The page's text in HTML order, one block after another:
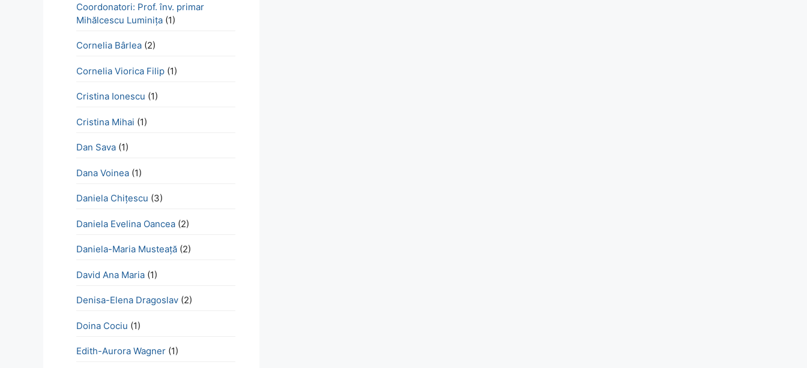
Coordonatori: Prof. înv. primar
Mihălcescu Luminița (1)
Cornelia Bârlea (2)
Cornelia Viorica Filip (1)
Cristina Ionescu (1)
Cristina Mihai (1)
Dan Sava (1)
Dana Voinea (1)
Daniela Chițescu (3)
Daniela Evelina Oancea (2)
Daniela-Maria Musteață (2)
David Ana Maria (1)
Denisa-Elena Dragoslav (2)
Doina Cociu (1)
Edith-Aurora Wagner (1)